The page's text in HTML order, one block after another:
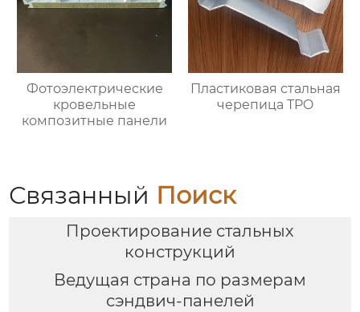
Фотоэлектрические
кровельные
композитные панели
Пластиковая стальная
черепица TPO
Связанный Поиск
Проектирование стальных
конструкций
Ведущая страна по размерам
сэндвич-панелей